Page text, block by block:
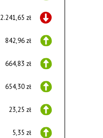
2.241,65 zł
842,96 zł
664,83 zł
654,30 zł
23,25 zł
5,35 zł